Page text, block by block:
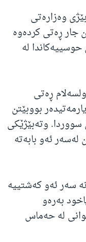
وەزارەتی
جار ڕەتی کردەوە
لە
ڕەتی
بووبێتن
سووردا. وتەبێژێکی
لەسەر ئەو بابەتە
سەر ئەو کەشتییە
بەرەو
لە حەماس